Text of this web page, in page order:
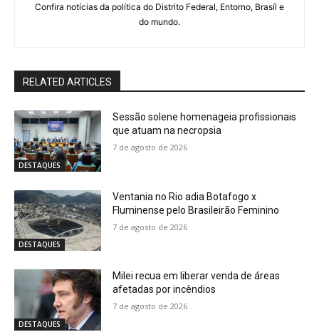
Confira notícias da política do Distrito Federal, Entorno, Brasíl e
do mundo.
RELATED ARTICLES
DESTAQUES
Sessão solene homenageia profissionais
que atuam na necropsia
7 de agosto de 2026
DESTAQUES
Ventania no Rio adia Botafogo x
Fluminense pelo Brasileirão Feminino
7 de agosto de 2026
DESTAQUES
Milei recua em liberar venda de áreas
afetadas por incêndios
7 de agosto de 2026